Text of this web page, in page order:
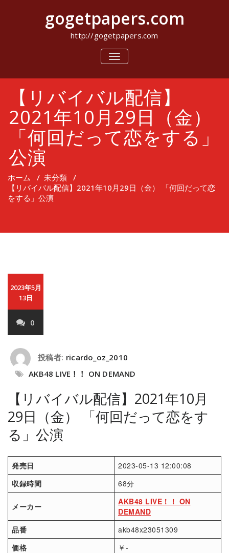
キ
gogetpapers.com
http://gogetpapers.com
ナ
ビ
シ
ョ
ン
を
切
り
替
【リバイバル配信】
2021年10月29日（金）
「何回だって恋をする」
公演
ホーム / 未分類 /
【リバイバル配信】2021年10月29日（金） 「何回だって恋
をする」公演
2023年5月
13日
0
投稿者: ricardo_oz_2010
AKB48 LIVE！！ ON DEMAND
【リバイバル配信】2021年10月
29日（金） 「何回だって恋をす
る」公演
発売日
2023-05-13 12:00:08
収録時間
68分
メーカー
AKB48 LIVE！！ ON
DEMAND
品番
akb48x23051309
価格
￥-